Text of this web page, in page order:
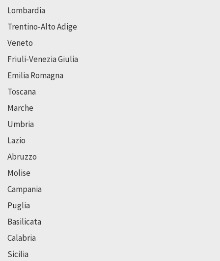
Lombardia
Trentino-Alto Adige
Veneto
Friuli-Venezia Giulia
Emilia Romagna
Toscana
Marche
Umbria
Lazio
Abruzzo
Molise
Campania
Puglia
Basilicata
Calabria
Sicilia